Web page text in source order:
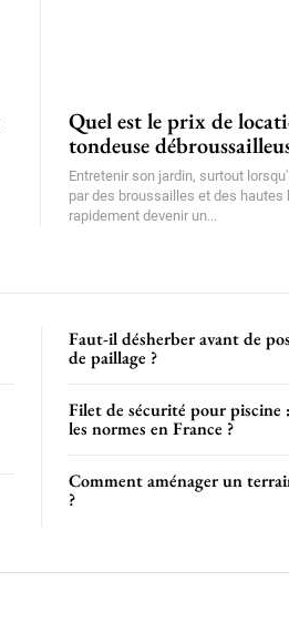
Quel est le prix de
tondeuse
Entretenir son jardin, surtout
par des broussailles et des hautes
rapidement devenir un...
Faut-il désherber avant de
de paillage ?
Filet de sécurité pour piscine
les normes en France ?
Comment aménager un
?